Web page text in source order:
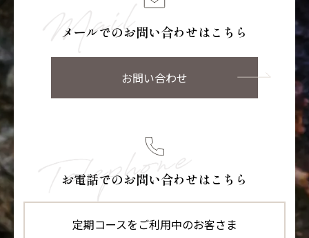
メールでのお問い合わせはこちら
お問い合わせ
お電話でのお問い合わせはこちら
定期コースをご利用中のお客さま